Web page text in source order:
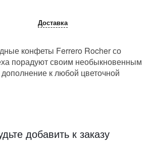
Доставка
конфеты Ferrero Rocher со
порадуют своим необыкновенным
к любой цветочной
добавить к заказу